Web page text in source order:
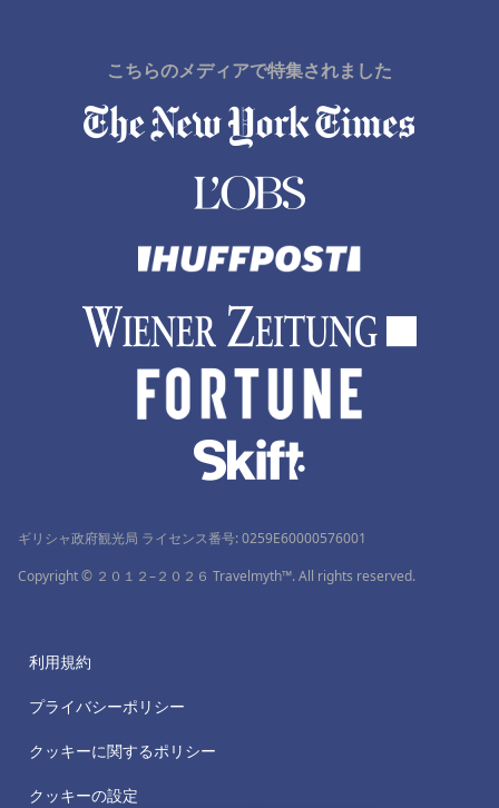
こちらのメディアで特集されました
ギリシャ政府観光局 ライセンス番号: 0259Ε60000576001
Copyright © ２０１２–２０２６ Travelmyth™. All rights reserved.
利用規約
プライバシーポリシー
クッキーに関するポリシー
クッキーの設定